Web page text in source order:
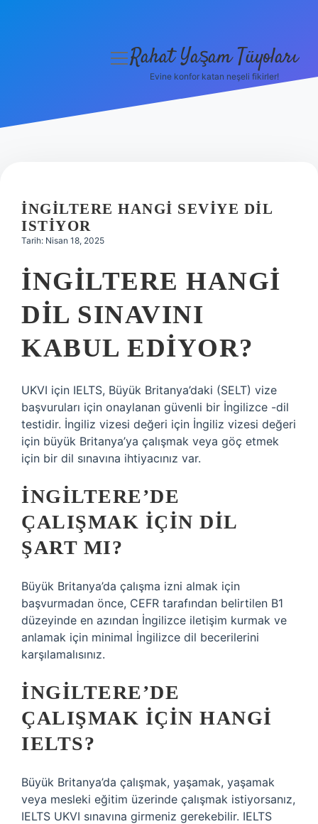
Hakkımızda
menüyü
Rahat Yaşam Tüyoları
Evine konfor katan neşeli fikirler!
İNGILTERE HANGI SEVIYE DIL
ISTIYOR
Tarih: Nisan 18, 2025
İNGILTERE HANGI
DIL SINAVINI
KABUL EDIYOR?
UKVI için IELTS, Büyük Britanya’daki (SELT) vize
başvuruları için onaylanan güvenli bir İngilizce -dil
testidir. İngiliz vizesi değeri için İngiliz vizesi değeri
için büyük Britanya’ya çalışmak veya göç etmek
için bir dil sınavına ihtiyacınız var.
İNGILTERE’DE
ÇALIŞMAK IÇIN DIL
ŞART MI?
Büyük Britanya’da çalışma izni almak için
başvurmadan önce, CEFR tarafından belirtilen B1
düzeyinde en azından İngilizce iletişim kurmak ve
anlamak için minimal İngilizce dil becerilerini
karşılamalısınız.
İNGILTERE’DE
ÇALIŞMAK IÇIN HANGI
IELTS?
Büyük Britanya’da çalışmak, yaşamak, yaşamak
veya mesleki eğitim üzerinde çalışmak istiyorsanız,
IELTS UKVI sınavına girmeniz gerekebilir. IELTS